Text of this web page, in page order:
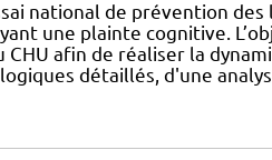
national de prévention
une plainte cognitive.
CHU afin de réaliser la
détaillés, d'une